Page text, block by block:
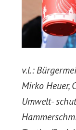
v.l.:
Mirko Heuer,
Umwelt-